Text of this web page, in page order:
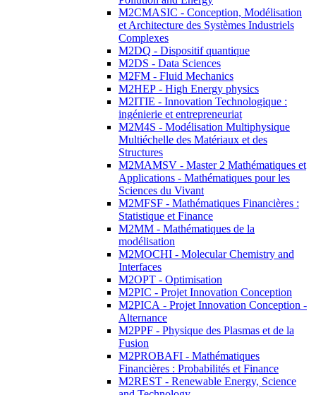
M2CMASIC - Conception, Modélisation
et Architecture des Systèmes Industriels
Complexes
M2DQ - Dispositif quantique
M2DS - Data Sciences
M2FM - Fluid Mechanics
M2HEP - High Energy physics
M2ITIE - Innovation Technologique :
ingénierie et entrepreneuriat
M2M4S - Modélisation Multiphysique
Multiéchelle des Matériaux et des
Structures
M2MAMSV - Master 2 Mathématiques et
Applications - Mathématiques pour les
Sciences du Vivant
M2MFSF - Mathématiques Financières :
Statistique et Finance
M2MM - Mathématiques de la
modélisation
M2MOCHI - Molecular Chemistry and
Interfaces
M2OPT - Optimisation
M2PIC - Projet Innovation Conception
M2PICA - Projet Innovation Conception -
Alternance
M2PPF - Physique des Plasmas et de la
Fusion
M2PROBAFI - Mathématiques
Financières : Probabilités et Finance
M2REST - Renewable Energy, Science